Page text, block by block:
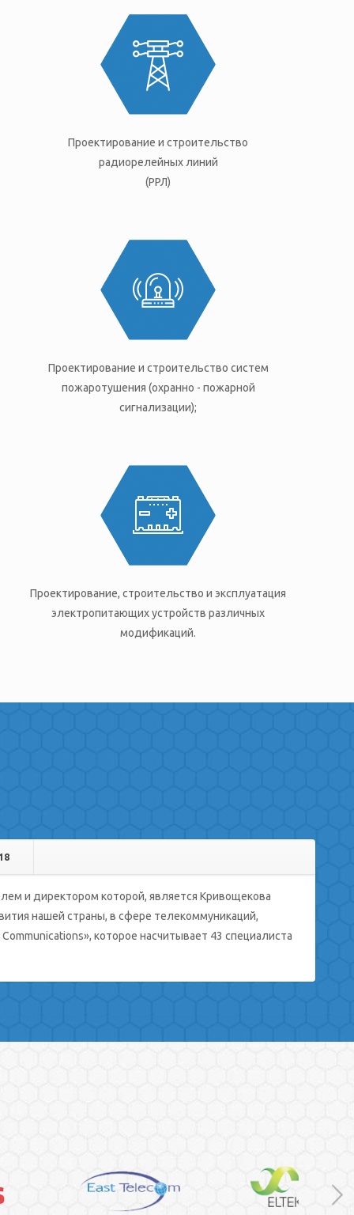
Проектирование и строительство
радиорелейных линий
(РРЛ)
Проектирование и строительство систем
пожаротушения (охранно - пожарной
сигнализации);
Проектирование, строительство и эксплуатация
электропитающих устройств различных
модификаций.
и директором которой, является Кривощекова
нашей страны, в сфере телекоммуникаций,
которое насчитывает 43 специалиста